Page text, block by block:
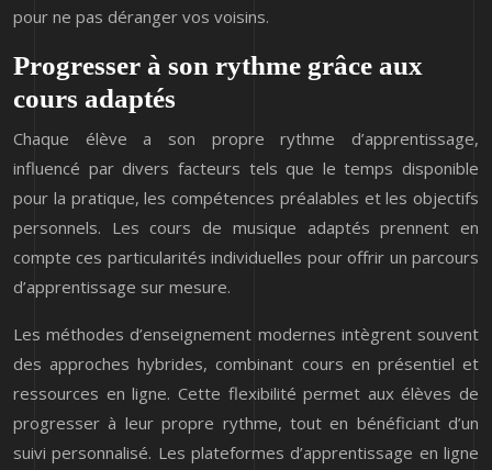
pour ne pas déranger vos voisins.
Progresser à son rythme grâce aux
cours adaptés
Chaque élève a son propre rythme d’apprentissage,
influencé par divers facteurs tels que le temps disponible
pour la pratique, les compétences préalables et les objectifs
personnels. Les cours de musique adaptés prennent en
compte ces particularités individuelles pour offrir un parcours
d’apprentissage sur mesure.
Les méthodes d’enseignement modernes intègrent souvent
des approches hybrides, combinant cours en présentiel et
ressources en ligne. Cette flexibilité permet aux élèves de
progresser à leur propre rythme, tout en bénéficiant d’un
suivi personnalisé. Les plateformes d’apprentissage en ligne